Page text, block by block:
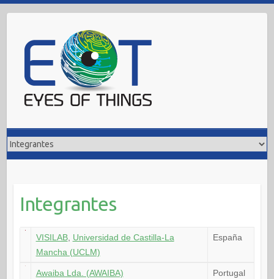
contenido
Integrantes
VISILAB, Universidad de Castilla-La
Mancha (UCLM)
España
Awaiba Lda. (AWAIBA) Portugal